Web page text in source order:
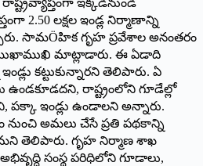
2.50 లక్షల ఇండ్ల నిర్మాణాన్ని
సామÖహిక గృహ ప్రవేశాల అనంతరం
మాట్లాడారు. ఈ ఏడాది
కట్టుకున్నారని తెలిపారు. ఏ
ఉండకూడదని, రాష్ట్రంలోని గూడేల్లో
పక్కా ఇండ్లు ఉండాలని అన్నారు.
నుంచి అమలు చేసే ప్రతి పథకాన్ని
తెలిపారు. గృహ నిర్మాణ శాఖ
సంస్థ పరిధిలోని గూడాలు,